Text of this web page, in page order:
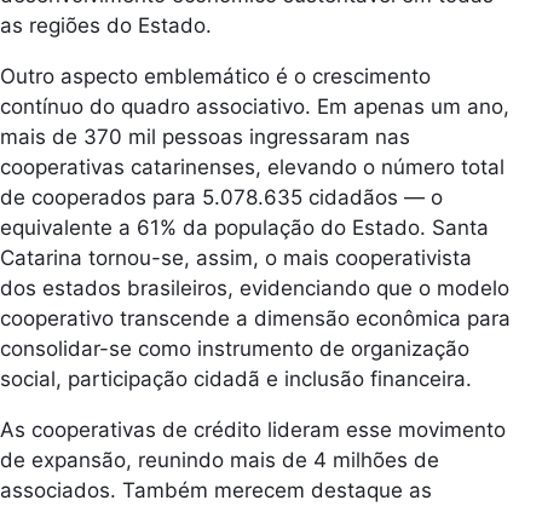
as regiões do Estado.
Outro aspecto emblemático é o crescimento
contínuo do quadro associativo. Em apenas um ano,
mais de 370 mil pessoas ingressaram nas
cooperativas catarinenses, elevando o número total
de cooperados para 5.078.635 cidadãos — o
equivalente a 61% da população do Estado. Santa
Catarina tornou-se, assim, o mais cooperativista
dos estados brasileiros, evidenciando que o modelo
cooperativo transcende a dimensão econômica para
consolidar-se como instrumento de organização
social, participação cidadã e inclusão financeira.
As cooperativas de crédito lideram esse movimento
de expansão, reunindo mais de 4 milhões de
associados. Também merecem destaque as